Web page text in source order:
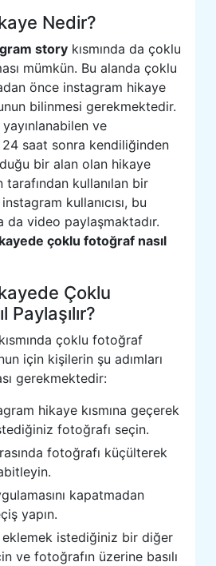
Nedir?
story kısmında da çoklu
mümkün. Bu alanda çoklu
önce instagram hikaye
bilinmesi gerekmektedir.
ve
24 saat sonra kendiliğinden
bir alan olan hikaye
tarafından kullanılan bir
kullanıcısı, bu
video paylaşmaktadır.
çoklu fotoğraf nasıl
Çoklu
Paylaşılır?
çoklu fotoğraf
için kişilerin şu adımları
gerekmektedir:
hikaye kısmına geçerek
fotoğrafı seçin.
fotoğrafı küçülterek
kapatmadan
yapın.
eklemek istediğiniz bir diğer
ve fotoğrafın üzerine basılı